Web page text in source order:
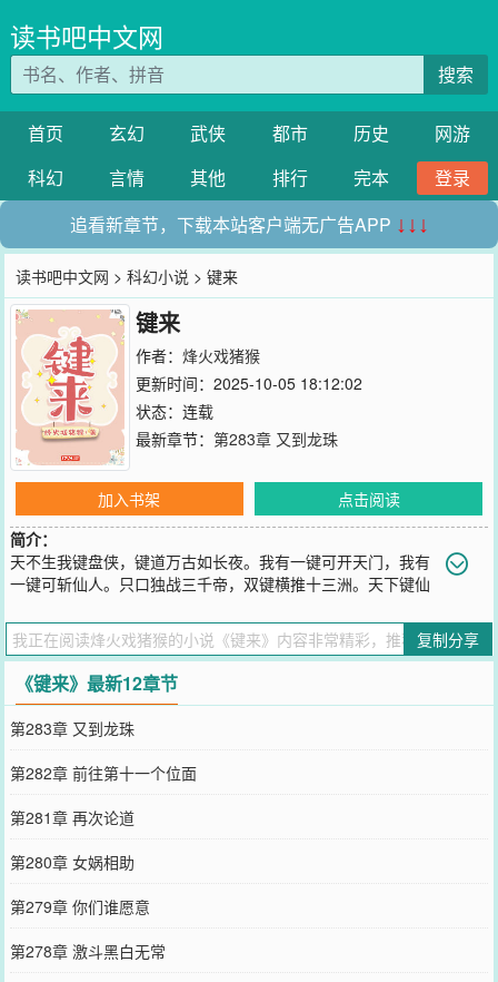
读书吧中文网
搜索
首页 玄幻 武侠 都市 历史
网游
科幻
言情 其他 排行 完本
登录
追看新章节，下载本站客户端无广告APP ↓↓↓
读书吧中文网 >科幻小说 > 键来
键来
作者： 烽火戏猪猴
更新时间：2025-10-05 18:12:02
状态：连载
最新章节： 第283章 又到龙珠
加入书架
点击阅读
简介：
天不生我键盘侠，键道万古如长夜。我有一键可开天门，我有
一键可斩仙人。只口独战三千帝，双键横推十三洲。天下键仙
之键天上来，一键横天镇世间。破红尘，杀尽仙，一键在手斩九天。
倘若世间无真仙，我愿持键化为仙，先有键盘后有天，反喷苍天日神
仙！
您要是觉得《键来》还不错的话请不要忘记向您QQ群和微博微信里的
朋友推荐哦！
复制分享
《键来》最新12章节
第283章 又到龙珠
第282章 前往第十一个位面
第281章 再次论道
第280章 女娲相助
第279章 你们谁愿意
第278章 激斗黑白无常